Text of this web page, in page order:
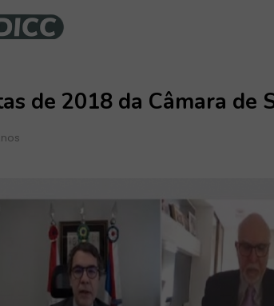
de 2018 da Câmara de